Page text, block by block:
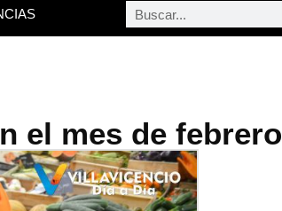
el mes de febrero